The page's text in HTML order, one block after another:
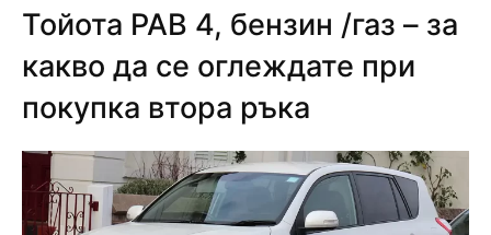
Тойота РАВ 4, бензин /газ – за
какво да се оглеждате при
покупка втора ръка